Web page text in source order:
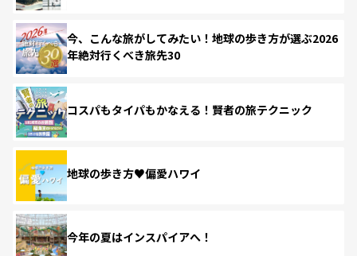
今、こんな旅がしてみたい！地球の歩き方が選ぶ2026
年絶対行くべき旅先30
コスパもタイパもかなえる！賢者の旅テクニック
地球の歩き方♥偏愛ハワイ
今年の夏はインスパイアへ！